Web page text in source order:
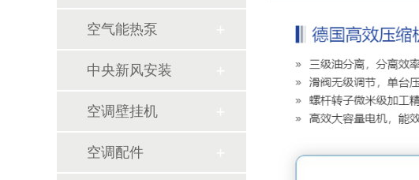
空气能热泵
中央新风安装
空调壁挂机
空调配件